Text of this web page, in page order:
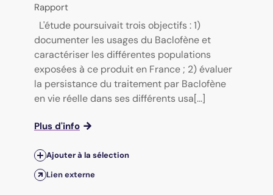
Rapport
L'étude poursuivait trois objectifs : 1)
documenter les usages du Baclofène et
caractériser les différentes populations
exposées à ce produit en France ; 2) évaluer
la persistance du traitement par Baclofène
en vie réelle dans ses différents usa[...]
Plus d'info
Ajouter à la sélection
Lien externe